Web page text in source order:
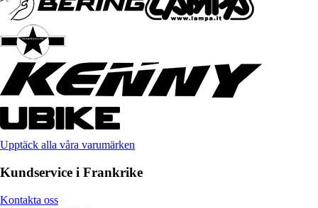
Upptäck alla våra varumärken
Kundservice i Frankrike
Kontakta oss